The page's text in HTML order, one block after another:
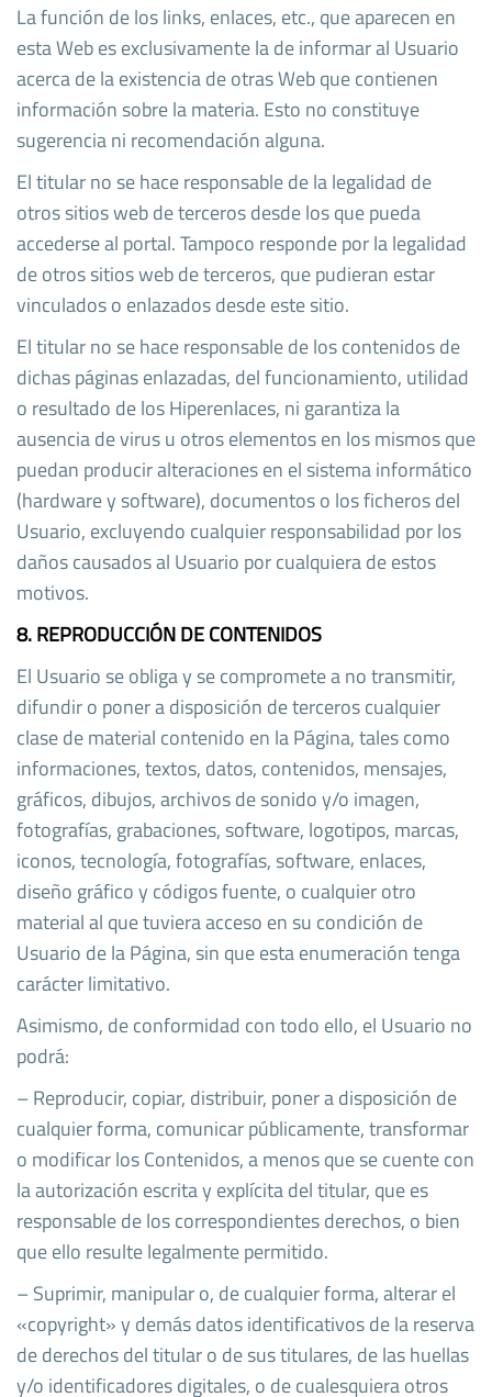
La función de los links, enlaces, etc., que aparecen en
esta Web es exclusivamente la de informar al Usuario
acerca de la existencia de otras Web que contienen
información sobre la materia. Esto no constituye
sugerencia ni recomendación alguna.
El titular no se hace responsable de la legalidad de
otros sitios web de terceros desde los que pueda
accederse al portal. Tampoco responde por la legalidad
de otros sitios web de terceros, que pudieran estar
vinculados o enlazados desde este sitio.
El titular no se hace responsable de los contenidos de
dichas páginas enlazadas, del funcionamiento, utilidad
o resultado de los Hiperenlaces, ni garantiza la
ausencia de virus u otros elementos en los mismos que
puedan producir alteraciones en el sistema informático
(hardware y software), documentos o los ficheros del
Usuario, excluyendo cualquier responsabilidad por los
daños causados al Usuario por cualquiera de estos
motivos.
8. REPRODUCCIÓN DE CONTENIDOS
El Usuario se obliga y se compromete a no transmitir,
difundir o poner a disposición de terceros cualquier
clase de material contenido en la Página, tales como
informaciones, textos, datos, contenidos, mensajes,
gráficos, dibujos, archivos de sonido y/o imagen,
fotografías, grabaciones, software, logotipos, marcas,
iconos, tecnología, fotografías, software, enlaces,
diseño gráfico y códigos fuente, o cualquier otro
material al que tuviera acceso en su condición de
Usuario de la Página, sin que esta enumeración tenga
carácter limitativo.
Asimismo, de conformidad con todo ello, el Usuario no
podrá:
– Reproducir, copiar, distribuir, poner a disposición de
cualquier forma, comunicar públicamente, transformar
o modificar los Contenidos, a menos que se cuente con
la autorización escrita y explícita del titular, que es
responsable de los correspondientes derechos, o bien
que ello resulte legalmente permitido.
– Suprimir, manipular o, de cualquier forma, alterar el
«copyright» y demás datos identificativos de la reserva
de derechos del titular o de sus titulares, de las huellas
y/o identificadores digitales, o de cualesquiera otros